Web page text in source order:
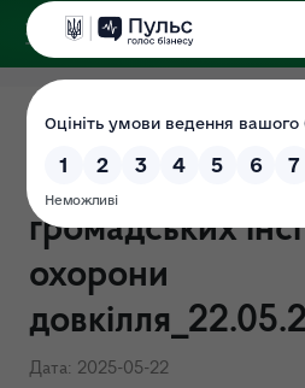
у Львівській
Інформація
позбавлення
громадських
охорони
Дата: 2025-05-22